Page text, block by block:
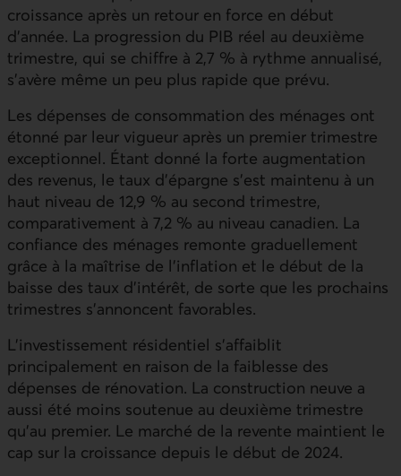
croissance après un retour en force en début
d’année. La progression du PIB réel au deuxième
trimestre, qui se chiffre à 2,7 % à rythme annualisé,
s’avère même un peu plus rapide que prévu.
Les dépenses de consommation des ménages ont
étonné par leur vigueur après un premier trimestre
exceptionnel. Étant donné la forte augmentation
des revenus, le taux d’épargne s’est maintenu à un
haut niveau de 12,9 % au second trimestre,
comparativement à 7,2 % au niveau canadien. La
confiance des ménages remonte graduellement
grâce à la maîtrise de l’inflation et le début de la
baisse des taux d’intérêt, de sorte que les prochains
trimestres s’annoncent favorables.
L’investissement résidentiel s’affaiblit
principalement en raison de la faiblesse des
dépenses de rénovation. La construction neuve a
aussi été moins soutenue au deuxième trimestre
qu’au premier. Le marché de la revente maintient le
cap sur la croissance depuis le début de 2024.